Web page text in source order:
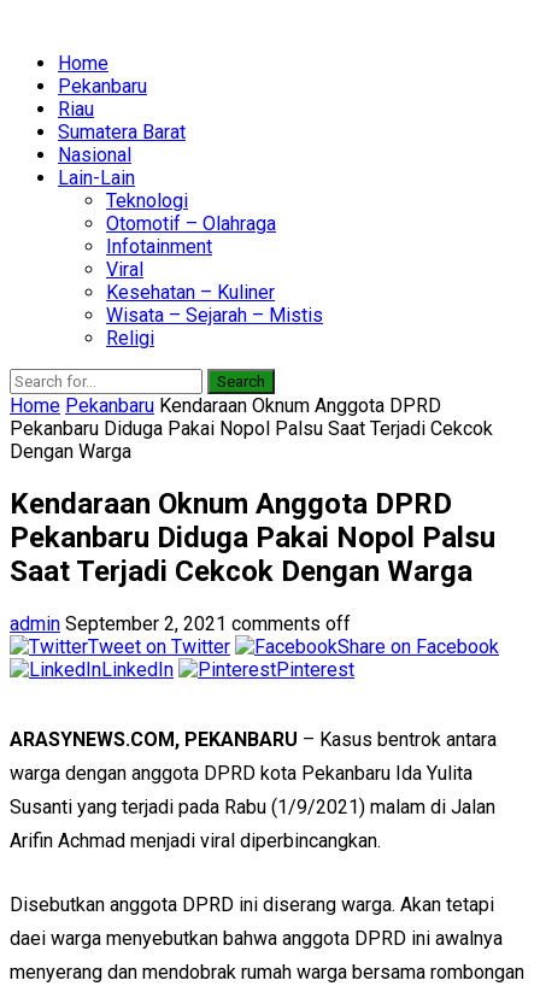
Home
Pekanbaru
Riau
Sumatera Barat
Nasional
Lain-Lain
Teknologi
Otomotif – Olahraga
Infotainment
Viral
Kesehatan – Kuliner
Wisata – Sejarah – Mistis
Religi
Search
Home Pekanbaru Kendaraan Oknum Anggota DPRD
Pekanbaru Diduga Pakai Nopol Palsu Saat Terjadi Cekcok
Dengan Warga
Kendaraan Oknum Anggota DPRD
Pekanbaru Diduga Pakai Nopol Palsu
Saat Terjadi Cekcok Dengan Warga
admin September 2, 2021 comments off
Tweet on Twitter
Share on Facebook
LinkedIn
Pinterest
ARASYNEWS.COM, PEKANBARU – Kasus bentrok antara
warga dengan anggota DPRD kota Pekanbaru Ida Yulita
Susanti yang terjadi pada Rabu (1/9/2021) malam di Jalan
Arifin Achmad menjadi viral diperbincangkan.
Disebutkan anggota DPRD ini diserang warga. Akan tetapi
daei warga menyebutkan bahwa anggota DPRD ini awalnya
menyerang dan mendobrak rumah warga bersama rombongan